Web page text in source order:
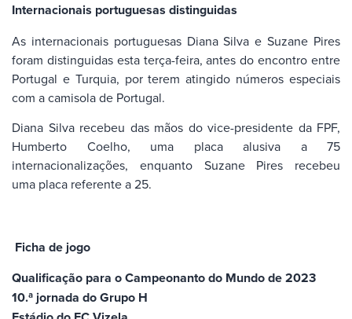
Internacionais portuguesas distinguidas
As internacionais portuguesas Diana Silva e Suzane Pires
foram distinguidas esta terça-feira, antes do encontro entre
Portugal e Turquia, por terem atingido números especiais
com a camisola de Portugal.
Diana Silva recebeu das mãos do vice-presidente da FPF,
Humberto Coelho, uma placa alusiva a 75
internacionalizações, enquanto Suzane Pires recebeu
uma placa referente a 25.
Ficha de jogo
Qualificação para o Campeonanto do Mundo de 2023
10.ª jornada do Grupo H